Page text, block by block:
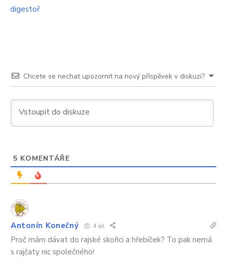
digestoř
Chcete se nechat upozornit na nový příspěvek v diskuzi?
5 KOMENTÁŘE
Antonín Konečný 4 let
Proč mám dávat do rajské skořici a hřebíček? To pak nemá
s rajčaty nic společného!